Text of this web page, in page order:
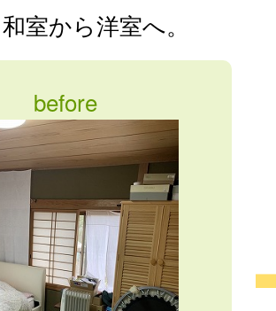
室から洋室へ。
before